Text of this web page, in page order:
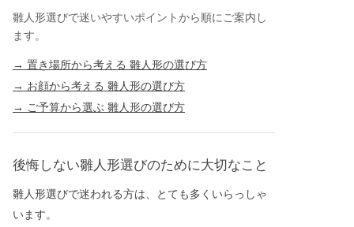
雛人形選びで迷いやすいポイントから順にご案内し
ます。
→ 置き場所から考える 雛人形の選び方
→ お顔から考える 雛人形の選び方
→ ご予算から選ぶ 雛人形の選び方
後悔しない雛人形選びのために大切なこと
雛人形選びで迷われる方は、とても多くいらっしゃ
います。